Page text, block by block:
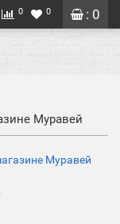
: 0
0 0
Муравей